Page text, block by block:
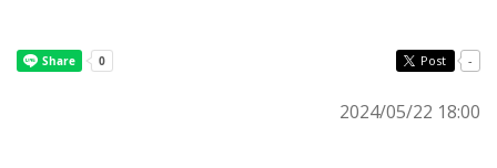
Post -
2024/05/22 18:00